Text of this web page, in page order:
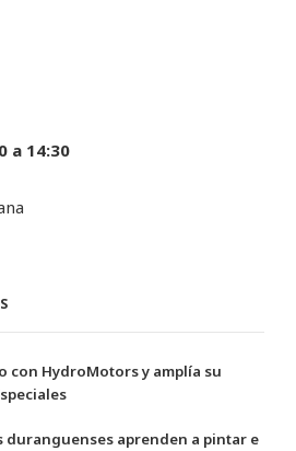
a 14:30
con HydroMotors y amplía su
duranguenses aprenden a pintar e